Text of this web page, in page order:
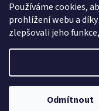
Používáme cookies,
prohlížení webu a
zlepšovali jeho
Odmítnout
Copyright 2026